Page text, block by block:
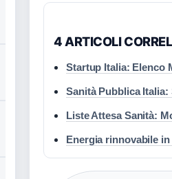
4 ARTICOLI
Startup Italia: Elenco
Sanità Pubblica Italia:
Liste Attesa Sanità:
Energia rinnovabile